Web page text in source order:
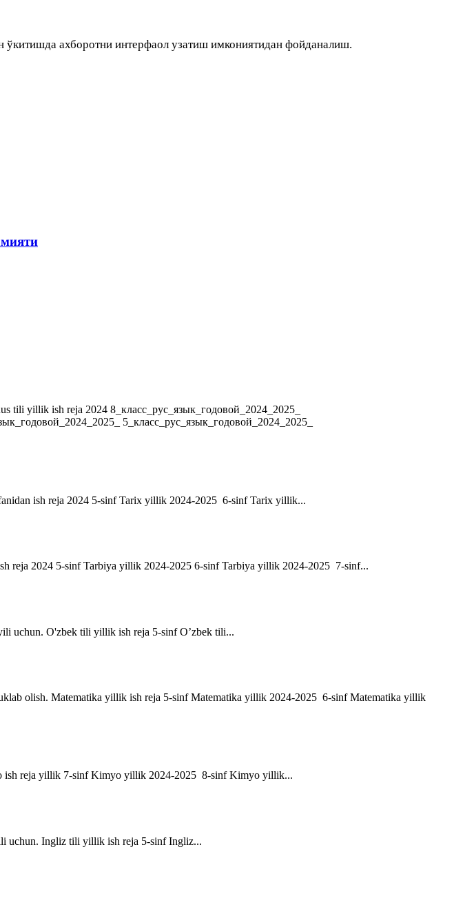
ахборотни интерфаол узатиш имкониятидан фойданалиш.
yillik ish reja 2024 8_класс_рус_язык_годовой_2024_2025_
5_класс_рус_язык_годовой_2024_2025_
ish reja 2024 5-sinf Tarix yillik 2024-2025 6-sinf Tarix yillik...
reja 2024 5-sinf Tarbiya yillik 2024-2025 6-sinf Tarbiya yillik 2024-2025 7-sinf...
uchun. O'zbek tili yillik ish reja 5-sinf O’zbek tili...
olish. Matematika yillik ish reja 5-sinf Matematika yillik 2024-2025 6-sinf Matematika yillik
ish reja yillik 7-sinf Kimyo yillik 2024-2025 8-sinf Kimyo yillik...
uchun. Ingliz tili yillik ish reja 5-sinf Ingliz...